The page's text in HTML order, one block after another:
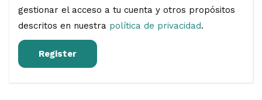
gestionar el acceso a tu cuenta y otros propósitos
descritos en nuestra política de privacidad.
Register